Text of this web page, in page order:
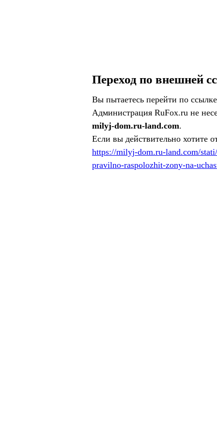
Переход по внешней
Вы пытаетесь перейти по
Администрация RuFox.ru не
milyj-dom.ru-land.com.
Если вы действительно хотите
https://milyj-dom.ru-land.com/
pravilno-raspolozhit-zony-na-